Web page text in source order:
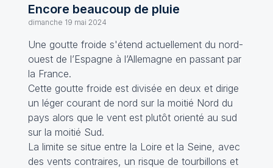
Encore beaucoup de pluie
dimanche 19 mai 2024
Une goutte froide s'étend actuellement du nord-
ouest de l’Espagne à l’Allemagne en passant par
la France.
Cette goutte froide est divisée en deux et dirige
un léger courant de nord sur la moitié Nord du
pays alors que le vent est plutôt orienté au sud
sur la moitié Sud.
La limite se situe entre la Loire et la Seine, avec
des vents contraires, un risque de tourbillons et